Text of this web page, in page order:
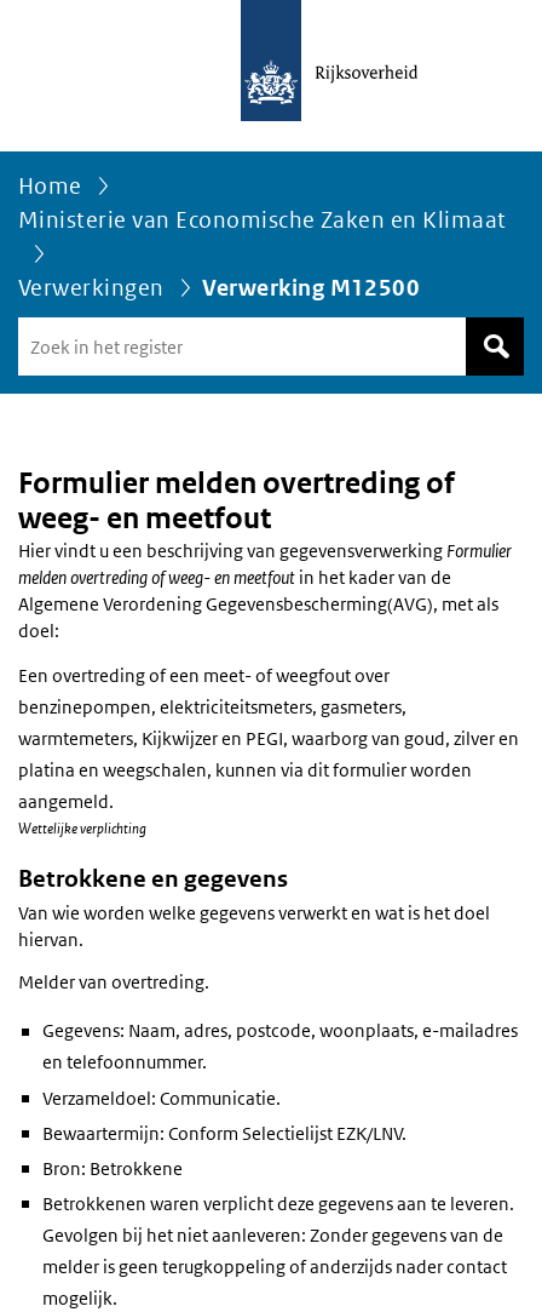
Home
Ministerie van Economische Zaken en Klimaat
Verwerkingen Verwerking M12500
in
het
Formulier melden overtreding of
weeg- en meetfout
Hier vindt u een beschrijving van gegevensverwerking Formulier
melden overtreding of weeg- en meetfout in het kader van de
Algemene Verordening Gegevensbescherming(AVG), met als
doel:
Een overtreding of een meet- of weegfout over
benzinepompen, elektriciteitsmeters, gasmeters,
warmtemeters, Kijkwijzer en PEGI, waarborg van goud, zilver en
platina en weegschalen, kunnen via dit formulier worden
aangemeld.
Wettelijke verplichting
Betrokkene en gegevens
Van wie worden welke gegevens verwerkt en wat is het doel
hiervan.
Melder van overtreding.
Gegevens: Naam, adres, postcode, woonplaats, e-mailadres
en telefoonnummer.
Verzameldoel: Communicatie.
Bewaartermijn: Conform Selectielijst EZK/LNV.
Bron: Betrokkene
Betrokkenen waren verplicht deze gegevens aan te leveren.
Gevolgen bij het niet aanleveren: Zonder gegevens van de
melder is geen terugkoppeling of anderzijds nader contact
mogelijk.